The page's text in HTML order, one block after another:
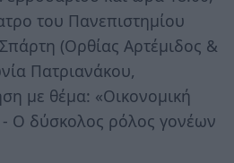
του Πανεπιστημίου
(Ορθίας Αρτέμιδος &
Πατριανάκου,
με θέμα: «Οικονομική
- Ο δύσκολος ρόλος γονέων